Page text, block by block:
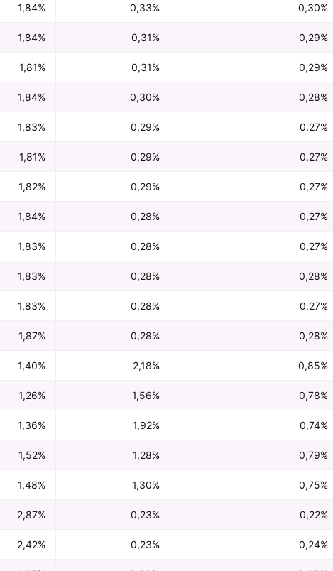
1,84% 0,33% 0,30%
1,84% 0,31% 0,29%
1,81% 0,31% 0,29%
1,84% 0,30% 0,28%
1,83% 0,29% 0,27%
1,81% 0,29% 0,27%
1,82% 0,29% 0,27%
1,84% 0,28% 0,27%
1,83% 0,28% 0,27%
1,83% 0,28% 0,28%
1,83% 0,28% 0,27%
1,87% 0,28% 0,28%
1,40% 2,18% 0,85%
1,26% 1,56% 0,78%
1,36% 1,92% 0,74%
1,52% 1,28% 0,79%
1,48% 1,30% 0,75%
2,87% 0,23% 0,22%
2,42% 0,23% 0,24%